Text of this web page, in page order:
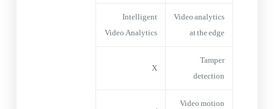
Video analytics
at the edge
Intelligent
Video Analytics
Tamper
detection
X
Video motion